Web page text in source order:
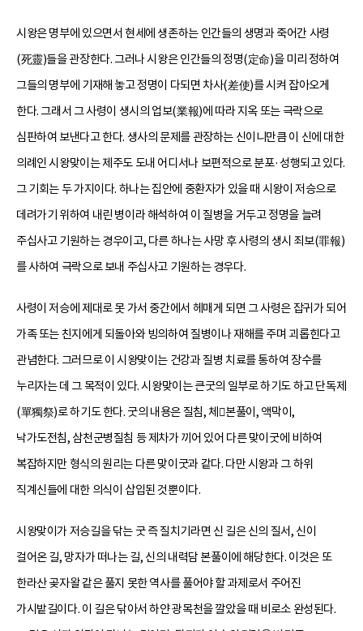
시왕은 명부에 있으면서 현세에 생존하는 인간들의 생명과 죽어간 사령
(死靈)들을 관장한다. 그러나 시왕은 인간들의 정명(定命)을 미리 정하여
그들의 명부에 기재해 놓고 정명이 다되면 차사(差使)를 시켜 잡아오게
한다. 그래서 그 사령이 생시의 업보(業報)에 따라 지옥 또는 극락으로
심판하여 보낸다고 한다. 생사의 문제를 관장하는 신이니만큼 이 신에 대한
의례인 시왕맞이는 제주도 도내 어디서나 보편적으로 분포·성행되고 있다.
그 기회는 두 가지이다. 하나는 집안에 중환자가 있을 때 시왕이 저승으로
데려가기 위하여 내린 병이라 해석하여 이 질병을 거두고 정명을 늘려
주십사고 기원하는 경우이고, 다른 하나는 사망 후 사령의 생시 죄보(罪報)
를 사하여 극락으로 보내 주십사고 기원하는 경우다.
사령이 저승에 제대로 못 가서 중간에서 헤매게 되면 그 사령은 잡귀가 되어
가족 또는 친지에게 되돌아와 빙의하여 질병이나 재해를 주며 괴롭힌다고
관념한다. 그러므로 이 시왕맞이는 건강과 질병 치료를 통하여 장수를
누리자는 데 그 목적이 있다. 시왕맞이는 큰굿의 일부로 하기도 하고 단독제
(單獨祭)로 하기도 한다. 굿의 내용은 질침, 체본풀이, 액막이,
낙가도전침, 삼천군병질침 등 제차가 끼어 있어 다른 맞이굿에 비하여
복잡하지만 형식의 원리는 다른 맞이굿과 같다. 다만 시왕과 그 하위
직계신들에 대한 의식이 삽입된 것뿐이다.
시왕맞이가 저승길을 닦는 굿 즉 질치기라면 신 길은 신의 질서, 신이
걸어온 길, 망자가 떠나는 길, 신의 내력담 본풀이에 해당한다. 이것은 또
한라산 곶자왈 같은 풀지 못한 역사를 풀어야 할 과제로서 주어진
가시밭길이다. 이 길은 닦아서 하얀 광목천을 깔았을 때 비로소 완성된다.